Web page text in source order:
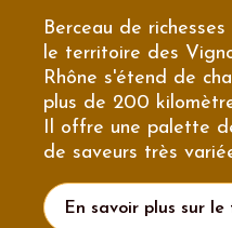
Berceau de
le territoire des
Rhône s'étend de
plus de 200
Il offre une palette
de saveurs très
En savoir plus sur